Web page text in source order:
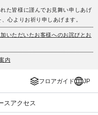
た皆様に謹んでお見舞い申しあげ
心よりお祈り申しあげます。
いただいたお客様へのお詫びとお
内
フロアガイド JP
ス アクセス